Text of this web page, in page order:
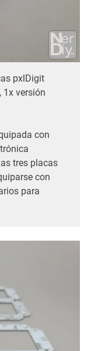
pxlDigit
1x versión
con
tres placas
con
para